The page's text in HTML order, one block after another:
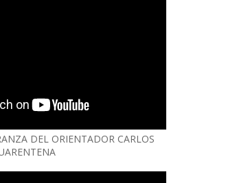
DEL ORIENTADOR CARLOS